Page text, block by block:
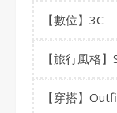
【數位】3C
【旅行風格
【穿搭】